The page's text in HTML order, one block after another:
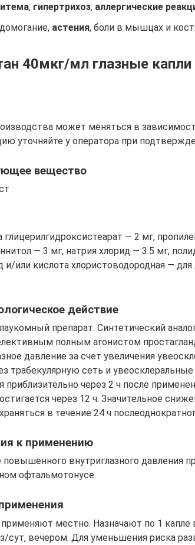
, гипертрихоз, аллергические
астения, боли в мышцах и
40мкг/мл глазные
может меняться в
уточняйте у оператора при
вещество
глицерилгидроксистеарат — 2 мг,
— 3 мг, натрия хлорид — 3.5 мг,
и/или кислота хлористоводородная —
действие
препарат. Синтетический
полным агонистом
давление за счет увеличения
трабекулярную сеть и
приблизительно через 2 ч после
через 12 ч. Значительное
в течение 24 ч
к применению
внутриглазного давления
офтальмотонусе.
местно. Назначают по 1
сут, вечером. Для уменьшения риска